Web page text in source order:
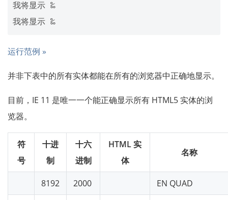
我将显示 ‰
运行范例 »
并非下表中的所有实体都能在所有的浏览器中正确地显示。
目前，IE 11 是唯一一个能正确显示所有 HTML5 实体的浏
览器。
符
号
十进
制
十六
进制
HTML 实
体
名称
8192 2000 EN QUAD